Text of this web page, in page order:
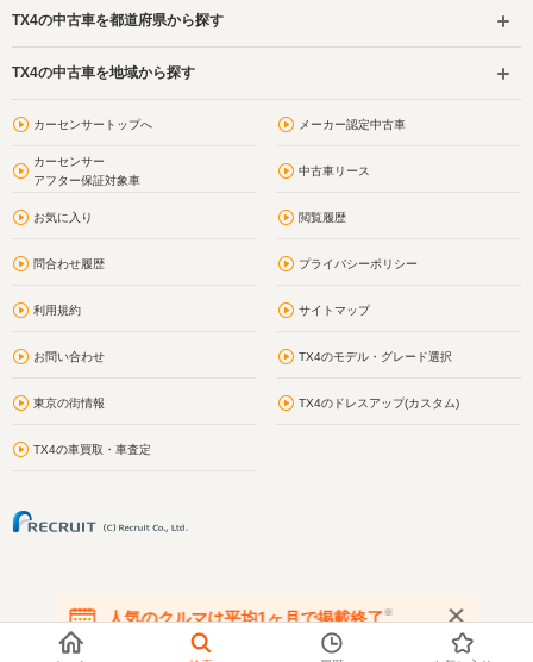
TX4の中古車を都道府県から探す
TX4の中古車を地域から探す
カーセンサートップへ メーカー認定中古車
カーセンサー
アフター保証対象車
中古車リース
お気に入り 閲覧履歴
問合わせ履歴 プライバシーポリシー
利用規約 サイトマップ
お問い合わせ TX4のモデル・グレード選択
東京の街情報 TX4のドレスアップ(カスタム)
TX4の車買取・車査定
人気のクルマは平均1ヶ月で掲載終了※
在庫が無くなる前にお問い合わせください